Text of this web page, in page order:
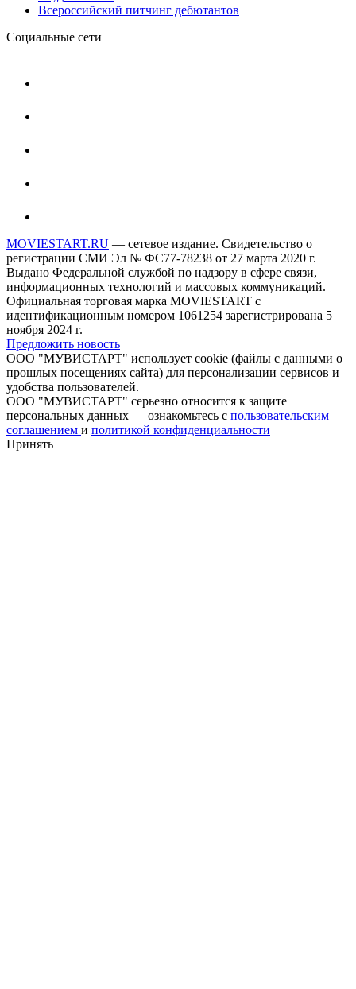
Всероссийский питчинг дебютантов
Социальные сети
MOVIESTART.RU — сетевое издание. Свидетельство о
регистрации СМИ Эл № ФС77-78238 от 27 марта 2020 г.
Выдано Федеральной службой по надзору в сфере связи,
информационных технологий и массовых коммуникаций.
Официальная торговая марка MOVIESTART с
идентификационным номером 1061254 зарегистрирована 5
ноября 2024 г.
Предложить новость
ООО "МУВИСТАРТ" использует cookie (файлы с данными о
прошлых посещениях сайта) для персонализации сервисов и
удобства пользователей.
ООО "МУВИСТАРТ" серьезно относится к защите
персональных данных — ознакомьтесь с пользовательским
соглашением и политикой конфиденциальности
Принять